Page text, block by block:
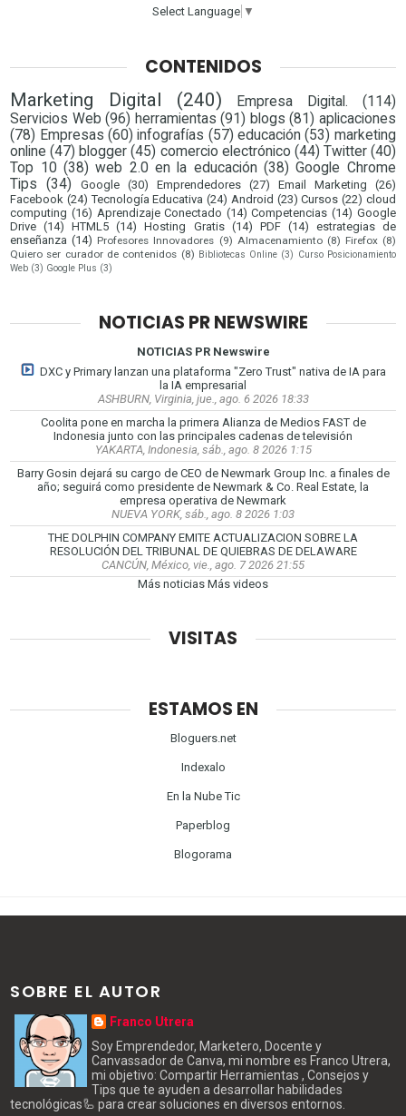
Select Language ▼
CONTENIDOS
Marketing Digital (240) Empresa Digital.
(114)
Servicios Web (96) herramientas (91) blogs (81) aplicaciones
(78) Empresas (60) infografías (57) educación (53) marketing
online (47) blogger (45) comercio electrónico (44) Twitter (40)
Top 10 (38) web 2.0 en la educación (38) Google Chrome
Tips
(34) Google (30) Emprendedores (27) Email Marketing
(26)
Facebook (24) Tecnología Educativa (24) Android (23) Cursos (22) cloud
computing (16) Aprendizaje Conectado (14) Competencias (14) Google
Drive (14) HTML5 (14) Hosting Gratis (14) PDF (14) estrategias de
enseñanza (14) Profesores Innovadores (9) Almacenamiento (8) Firefox (8)
Quiero ser curador de contenidos (8) Bibliotecas Online (3) Curso Posicionamiento
Web (3) Google Plus (3)
NOTICIAS PR NEWSWIRE
NOTICIAS PR Newswire
DXC y Primary lanzan una plataforma "Zero Trust" nativa de IA para
la IA empresarial
ASHBURN, Virginia, jue., ago. 6 2026 18:33
Coolita pone en marcha la primera Alianza de Medios FAST de
Indonesia junto con las principales cadenas de televisión
YAKARTA, Indonesia, sáb., ago. 8 2026 1:15
Barry Gosin dejará su cargo de CEO de Newmark Group Inc. a finales de
año; seguirá como presidente de Newmark & Co. Real Estate, la
empresa operativa de Newmark
NUEVA YORK, sáb., ago. 8 2026 1:03
THE DOLPHIN COMPANY EMITE ACTUALIZACION SOBRE LA
RESOLUCIÓN DEL TRIBUNAL DE QUIEBRAS DE DELAWARE
CANCÚN, México, vie., ago. 7 2026 21:55
Más noticias Más videos
VISITAS
ESTAMOS EN
Bloguers.net
Indexalo
En la Nube Tic
Paperblog
Blogorama
SOBRE EL AUTOR
Franco Utrera
Soy Emprendedor, Marketero, Docente y
Canvassador de Canva, mi nombre es Franco Utrera,
mi objetivo: Compartir Herramientas , Consejos y
Tips que te ayuden a desarrollar habilidades
tecnológicas🦾 para crear soluciones en diversos entornos.